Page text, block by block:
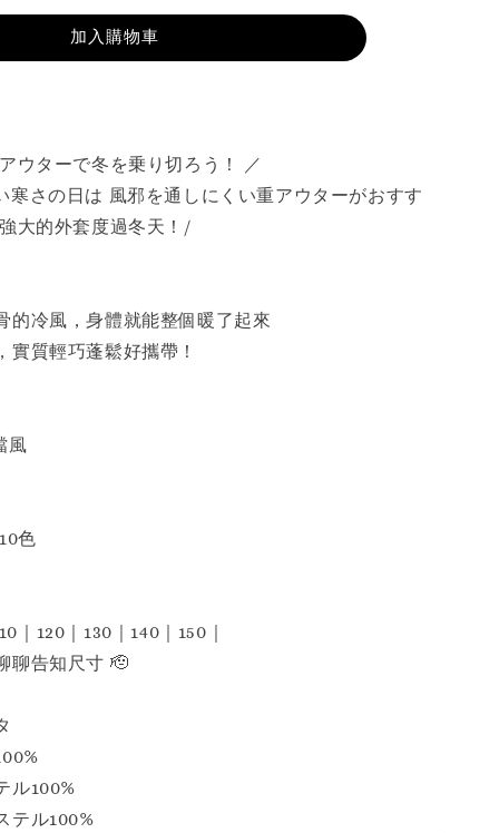
加入購物車
ウターで冬を乗り切ろう！ ／
さの日は 風邪を通しにくい重アウターがおすす
大的外套度過冬天！/
的冷風，身體就能整個暖了起來
實質輕巧蓬鬆好攜帶！
風
色
｜120｜130｜140｜150｜
聊告知尺寸 🫡
ル100%
テル100%